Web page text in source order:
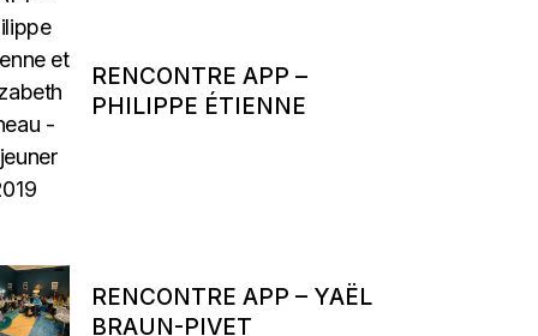
RENCONTRE APP –
PHILIPPE ÉTIENNE
RENCONTRE APP – YAËL
BRAUN-PIVET